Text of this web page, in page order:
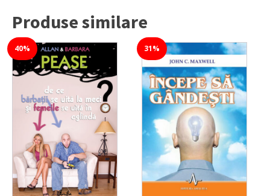
Produse similare
40% 31%